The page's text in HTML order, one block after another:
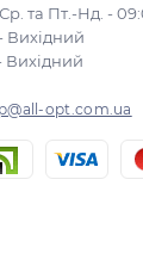
та Пт.-Нд. -
Вихідний
Вихідний
opt.com.ua